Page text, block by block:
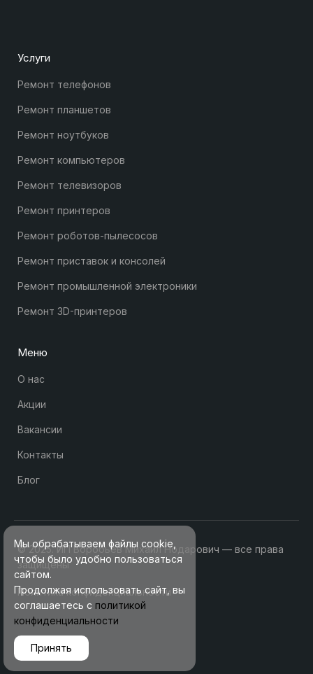
Услуги
Ремонт телефонов
Ремонт планшетов
Ремонт ноутбуков
Ремонт компьютеров
Ремонт телевизоров
Ремонт принтеров
Ремонт роботов-пылесосов
Ремонт приставок и консолей
Ремонт промышленной электроники
Ремонт 3D-принтеров
Меню
О нас
Акции
Вакансии
Контакты
Блог
© 2025. ИП Воробьев Михаил Нодарович — все права
защищены
Политика конфиденциальности
Мы обрабатываем файлы cookie,
чтобы было удобно пользоваться
сайтом.
Продолжая использовать сайт, вы
соглашаетесь с политикой
конфиденциальности
Принять